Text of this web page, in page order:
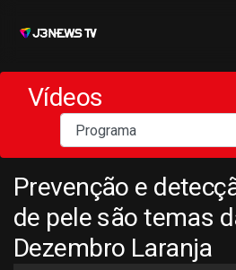
Vídeos
Prevenção e
de pele são temas
Dezembro Laranja